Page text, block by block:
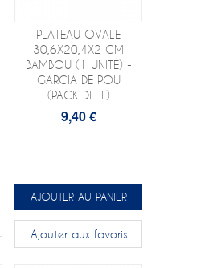
PLATEAU OVALE
30,6X20,4X2 CM
BAMBOU (1 UNITÉ) -
GARCIA DE POU
(PACK DE 1)
9,40 €
AJOUTER AU PANIER
Ajouter aux favoris